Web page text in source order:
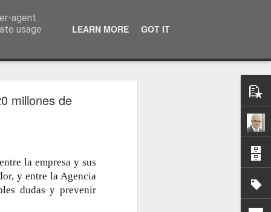
millones de
la empresa y sus
y entre la Agencia
dudas y prevenir
agent
usage
LEARN MORE GOT IT